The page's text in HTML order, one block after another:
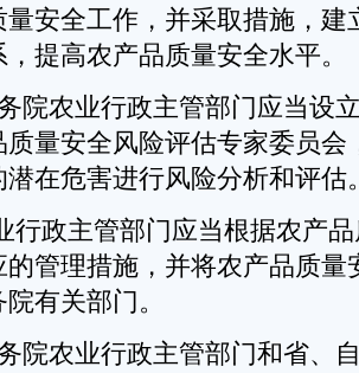
量安全工作，并采取措施，建
提高农产品质量安全水平。
院农业行政主管部门应当设
量安全风险评估专家委员会
潜在危害进行风险分析和评估
行政主管部门应当根据农产
管理措施，并将农产品质量
有关部门。
院农业行政主管部门和省、